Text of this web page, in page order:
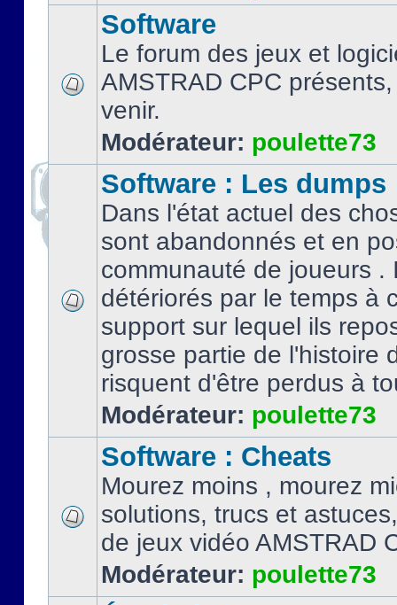
Software
Le forum des jeux et
AMSTRAD CPC
venir.
Modérateur: poulette73
Software : Les dumps
Dans l'état actuel des
sont abandonnés et en
communauté de joueurs .
détériorés par le temps à
support sur lequel ils
grosse partie de l'histoire
risquent d'être perdus à
Modérateur: poulette73
Software : Cheats
Mourez moins , mourez
solutions, trucs et
de jeux vidéo AMSTRAD
Modérateur: poulette73